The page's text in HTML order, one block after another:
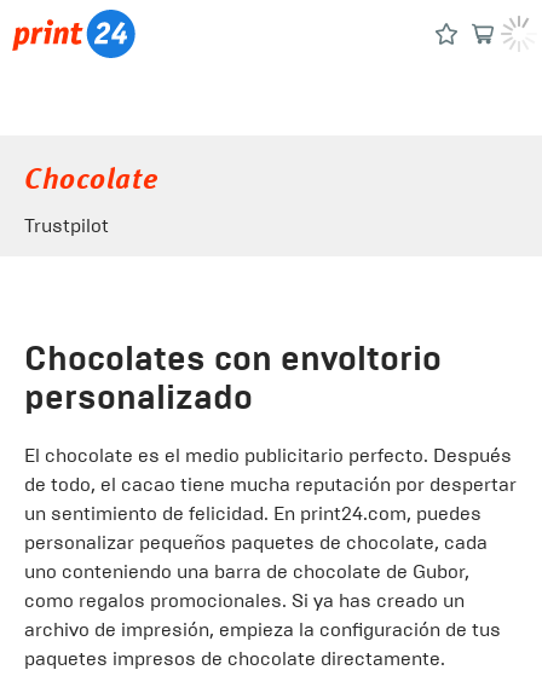
Chocolate
Trustpilot
Chocolates con envoltorio
personalizado
El chocolate es el medio publicitario perfecto. Después
de todo, el cacao tiene mucha reputación por despertar
un sentimiento de felicidad. En print24.com, puedes
personalizar pequeños paquetes de chocolate, cada
uno conteniendo una barra de chocolate de Gubor,
como regalos promocionales. Si ya has creado un
archivo de impresión, empieza la configuración de tus
paquetes impresos de chocolate directamente.